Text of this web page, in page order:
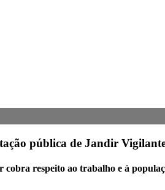
pública de Jandir
cobra respeito ao trabalho e à